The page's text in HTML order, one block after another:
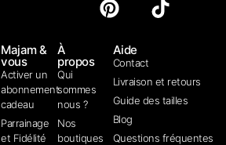
Aide
Contact
Livraison et retours
Guide des tailles
Blog
Questions fréquentes
À
propos
Qui
sommes
nous ?
Nos
boutiques
Majam &
vous
Activer un
abonnement
cadeau
Parrainage
et Fidélité